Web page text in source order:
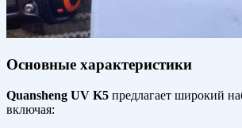
Основные характеристики
Quansheng UV K5 предлагает широкий
включая: